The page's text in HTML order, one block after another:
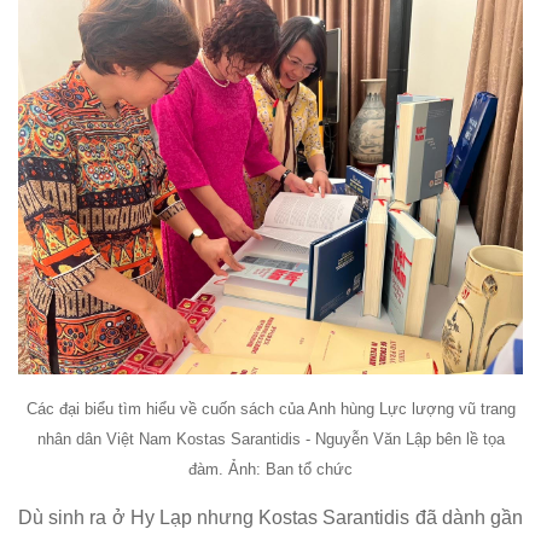
Các đại biểu tìm hiểu về cuốn sách của Anh hùng Lực lượng vũ trang
nhân dân Việt Nam Kostas Sarantidis - Nguyễn Văn Lập bên lề tọa
đàm. Ảnh: Ban tổ chức
Dù sinh ra ở Hy Lạp nhưng Kostas Sarantidis đã dành gần